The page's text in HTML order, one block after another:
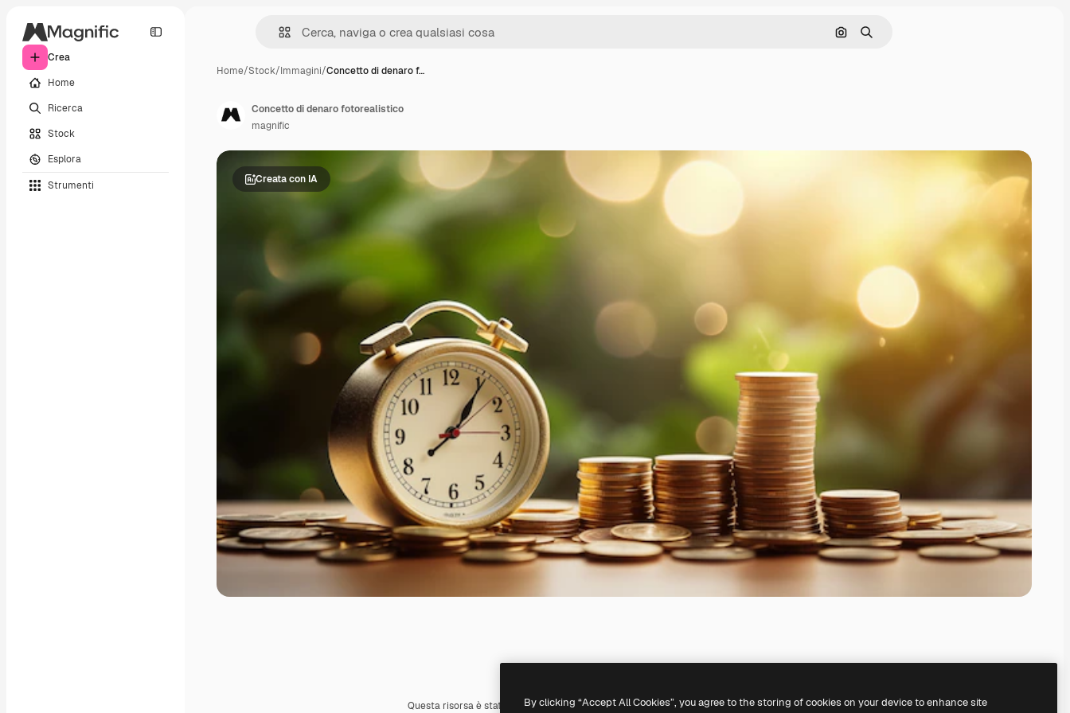
Crea
Home
Ricerca
Stock
Esplora
Strumenti
Cerca per immagine
Ricerca
Home/Stock/Immagini/Concetto di denaro f…
Creata con IA
Questa risorsa è stata generata con l' IA. Creane una tua utilizzando il generatore di immagini IA.
Concetto di denaro fotorealistico
magnific
By clicking “Accept All Cookies”, you agree to the storing of cookies on your device to enhance site